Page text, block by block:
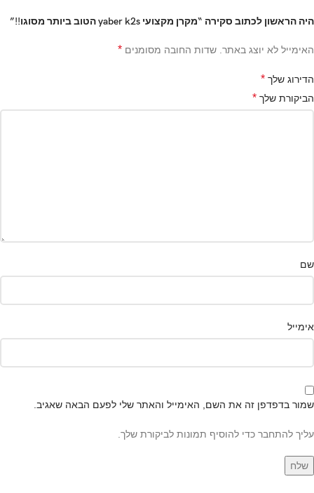
היה הראשון לכתוב סקירה “מקרן מקצועי yaber k2s הטוב ביותר מסוגו!!”
האימייל לא יוצג באתר. שדות החובה מסומנים *
הדירוג שלך *
הביקורת שלך *
שם
אימייל
שמור בדפדפן זה את השם, האימייל והאתר שלי לפעם הבאה שאגיב.
עליך להתחבר כדי להוסיף תמונות לביקורת שלך.